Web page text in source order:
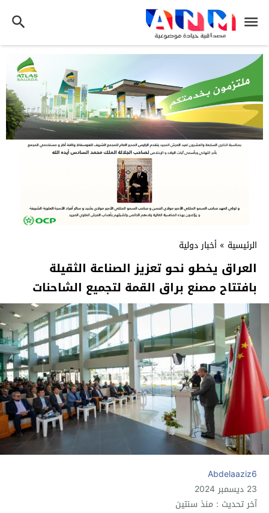
الرئيسية » أخبار دولية
العراق يخطو نحو تعزيز الصناعة الثقيلة
بافتتاح مصنع براق القمة لتجميع الشاحنات
Abdelaaziz6
23 ديسمبر 2024
آخر تحديث : منذ سنتين